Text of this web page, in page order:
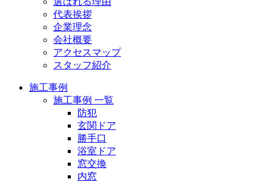
代表挨拶
企業理念
会社概要
アクセスマップ
スタッフ紹介
施工事例
施工事例 一覧
防犯
玄関ドア
勝手口
浴室ドア
窓交換
内窓